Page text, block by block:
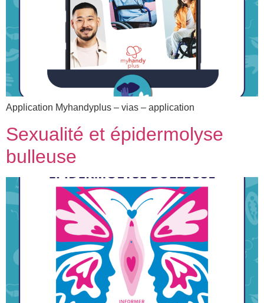
Application Myhandyplus – vias – application
Sexualité et épidermolyse
bulleuse